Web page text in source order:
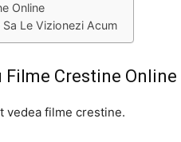
Online
Sa Le Vizionezi Acum
Crestine Online
vedea filme crestine.